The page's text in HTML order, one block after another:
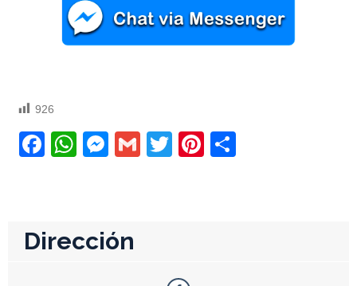
926
Facebook
WhatsApp
Messenger
GmailTwitterPinterest
Dirección